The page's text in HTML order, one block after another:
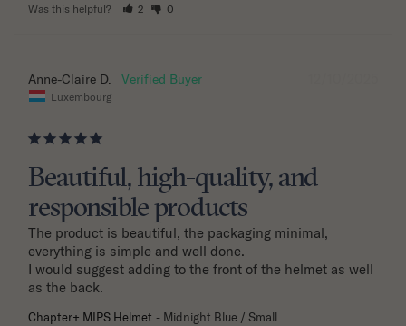
Was this helpful? 2 0
Anne-Claire D.
Luxembourg
Beautiful, high-quality, and
responsible products
The product is beautiful, the packaging minimal,
everything is simple and well done.
I would suggest adding to the front of the helmet as well
as the back.
Chapter+ MIPS Helmet Midnight Blue / Small